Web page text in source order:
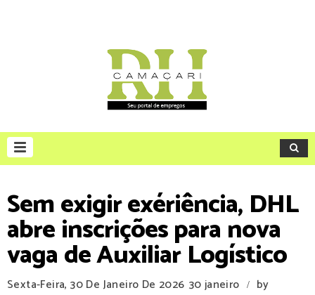
Sem exigir exériência, DHL
abre inscrições para nova
vaga de Auxiliar Logístico
Sexta-Feira, 30 De Janeiro De 2026 30 janeiro /
by